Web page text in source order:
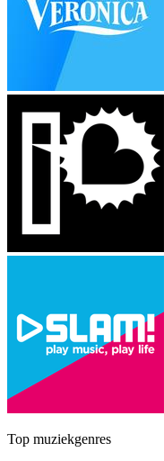
Top muziekgenres